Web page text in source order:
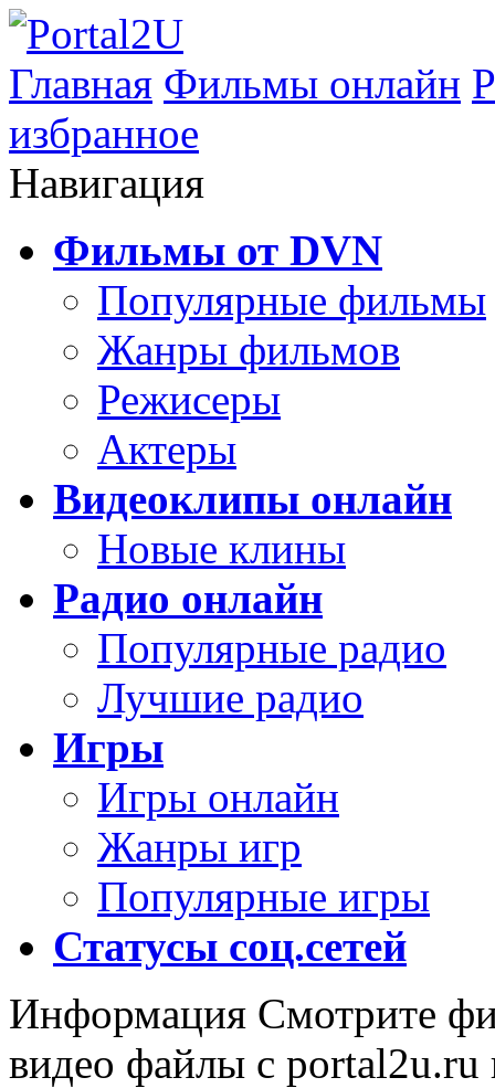
Главная Фильмы онлайн
избранное
Навигация
Фильмы от DVN
Популярные фильмы
Жанры фильмов
Режисеры
Актеры
Видеоклипы онлайн
Новые клины
Радио онлайн
Популярные радио
Лучшие радио
Игры
Игры онлайн
Жанры игр
Популярные игры
Статусы соц.сетей
Информация Смотрите
видео файлы с